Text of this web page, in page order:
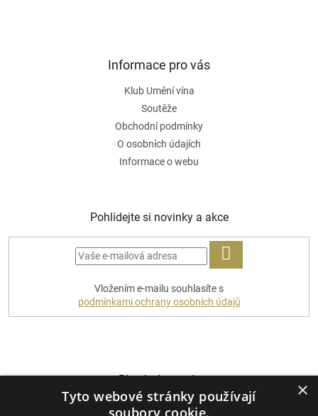
Informace pro vás
Klub Umění vína
Soutěže
Obchodní podmínky
O osobních údajích
Informace o webu
Pohlídejte si novinky a akce
PŘIHLÁSIT
Vložením e-mailu souhlasíte s
podmínkami ochrany osobních údajů
Platební metody ×
Tyto webové stránky používají
soubory cookie.